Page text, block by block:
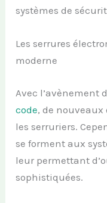
systèmes de
Les serrures
moderne
Avec l’avènement
code, de nouveaux
les serruriers.
se forment aux
leur permettant
sophistiquées.